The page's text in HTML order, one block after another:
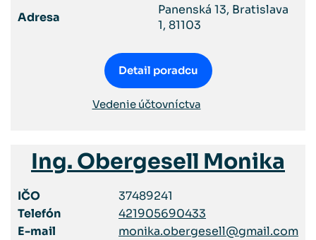
Adresa
Panenská 13, Bratislava
1, 81103
Detail poradcu
Vedenie účtovníctva
Ing. Obergesell Monika
IČO
37489241
Telefón
421905690433
E-mail
monika.obergesell@gmail.com